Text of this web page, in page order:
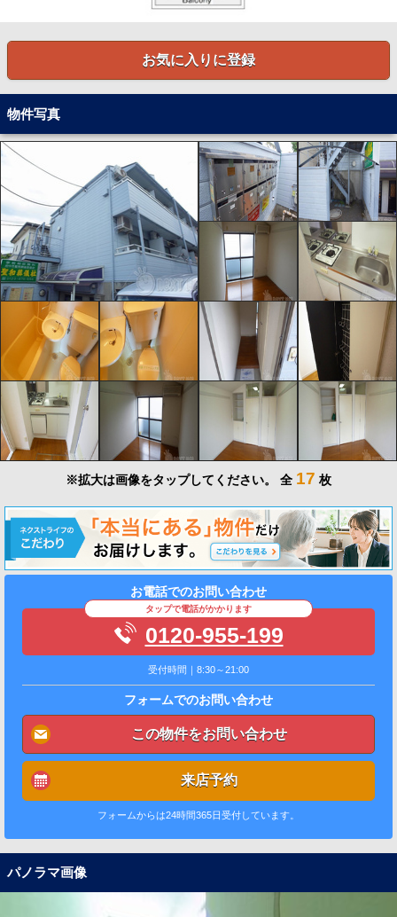
お気に入りに登録
物件写真
※拡大は画像をタップしてください。 全 17 枚
お電話でのお問い合わせ
タップで電話がかかります
0120-955-199
受付時間｜8:30～21:00
フォームでのお問い合わせ
この物件をお問い合わせ
来店予約
フォームからは24時間365日受付しています。
パノラマ画像